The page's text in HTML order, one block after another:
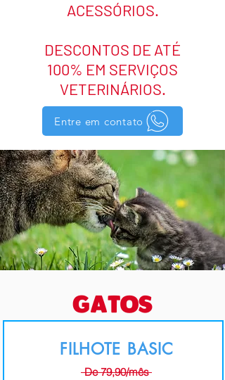
ACESSÓRIOS.
DESCONTOS DE ATÉ
100% EM SERVIÇOS
VETERINÁRIOS.
Entre em contato
GATOS
FILHOTE BASIC
De 79,90/mês